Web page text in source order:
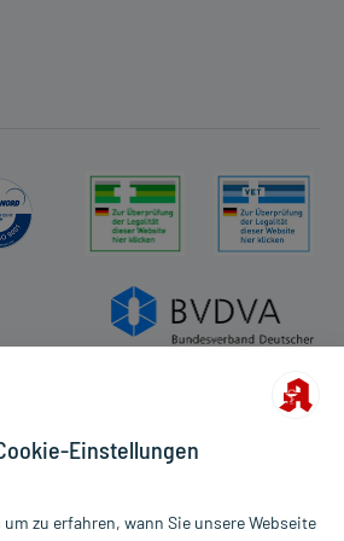
Einstellungen
zu erfahren, wann Sie unsere Webseite